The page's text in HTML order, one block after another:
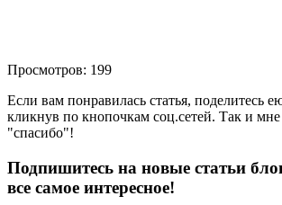
Просмотров: 199
Если вам понравилась статья, поделитесь
кликнув по кнопочкам соц.сетей. Так и
"спасибо"!
Подпишитесь на новые статьи
все самое интересное!